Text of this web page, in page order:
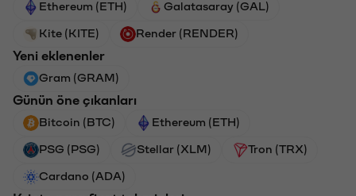
Ethereum (ETH) Galatasaray (GAL)
Kite (KITE) Render (RENDER)
Yeni eklenenler
Gram (GRAM)
Günün öne çıkanları
Bitcoin (BTC) Ethereum (ETH)
PSG (PSG) Stellar (XLM) Tron (TRX)
Cardano (ADA)